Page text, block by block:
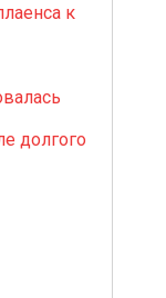
к
долгого